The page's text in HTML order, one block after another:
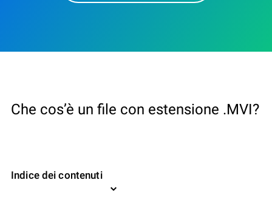
Che cos’è un file con estensione .MVI?
Indice dei contenuti